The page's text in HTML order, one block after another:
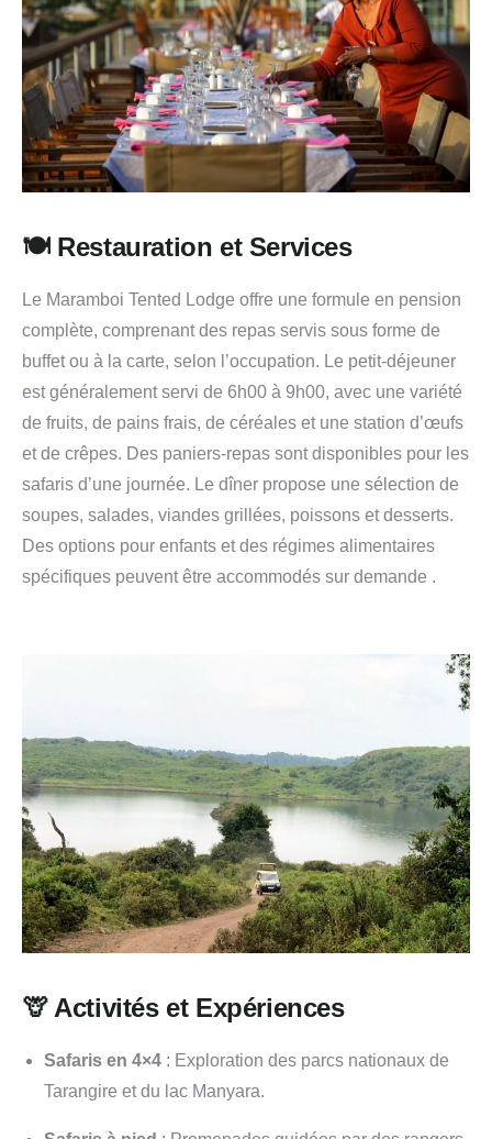
🍽️ Restauration et Services
Le Maramboi Tented Lodge offre une formule en pension
complète, comprenant des repas servis sous forme de
buffet ou à la carte, selon l’occupation. Le petit-déjeuner
est généralement servi de 6h00 à 9h00, avec une variété
de fruits, de pains frais, de céréales et une station d’œufs
et de crêpes. Des paniers-repas sont disponibles pour les
safaris d’une journée. Le dîner propose une sélection de
soupes, salades, viandes grillées, poissons et desserts.
Des options pour enfants et des régimes alimentaires
spécifiques peuvent être accommodés sur demande .
🦒 Activités et Expériences
Safaris en 4×4 : Exploration des parcs nationaux de
Tarangire et du lac Manyara.